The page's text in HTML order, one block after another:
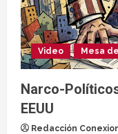
Video Mesa
Narco-
EEUU
Redacción